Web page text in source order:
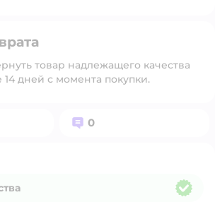
товар надлежащего качества
дней с момента покупки.
Вопросов:
0